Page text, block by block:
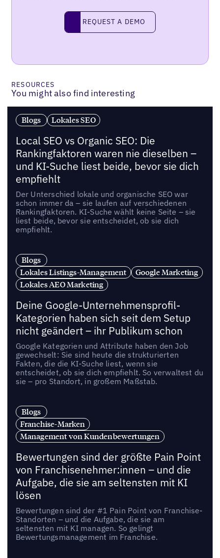
Request a demo
REQUEST A DEMO
RESOURCES
You might also find interesting
Blogs Lokales SEO
Local SEO vs Organic SEO: Die
Rankingfaktoren waren nie dieselben –
und KI-Suche liest beide, bevor sie dich
empfiehlt
Der Unterschied lokale und organische SEO war
schon immer da – sie laufen auf verschiedenen
Rankingfaktoren. KI-Suche wählt keine Seite – sie
liest beide, bevor sie entscheidet, ob sie dich
empfiehlt.
Blogs
Lokales Listings-Management
Google Marketing
Lokales AEO Marketing
Deine Google-Unternehmensprofil-
Kategorien haben sich seit dem Setup
nicht geändert – ihr Publikum schon
Google Kategorien und Attribute haben den Job
gewechselt: Sie sind heute die strukturierten
Fakten, die die KI-Suche liest, wenn sie
entscheidet, ob sie dich empfiehlt. So verwaltest du
sie – pro Standort, in großem Maßstab.
Blogs
Franchise-Marken
Management von Kundenbewertungen
Bewertungen sind der größte Pain Point
von Franchisenehmer:innen – und die
Aufgabe, die sie am seltensten mit KI
lösen
Bewertungen sind der #1 Pain Point von Franchise-
Standorten – und die Aufgabe, die sie am
seltensten mit KI managen. So gelingt
Bewertungsmanagement im Franchise.